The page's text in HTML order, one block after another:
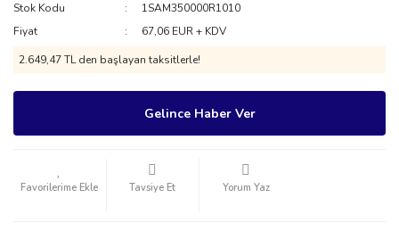
Stok Kodu
1SAM350000R1010
Fiyat
67,06 EUR + KDV
2.649,47 TL den başlayan taksitlerle!
Gelince Haber Ver
Tavsiye Et Yorum Yaz